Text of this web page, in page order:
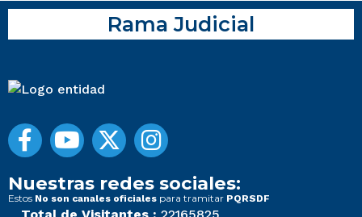
Rama Judicial
Nuestras redes sociales:
Estos No son canales oficiales para tramitar PQRSDF